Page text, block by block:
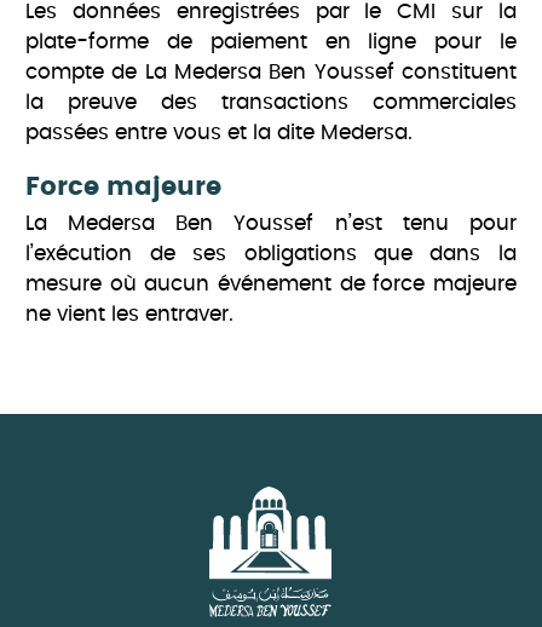
Les données enregistrées par le CMI sur la
plate-forme de paiement en ligne pour le
compte de La Medersa Ben Youssef constituent
la preuve des transactions commerciales
passées entre vous et la dite Medersa.
Force majeure
La Medersa Ben Youssef n’est tenu pour
l’exécution de ses obligations que dans la
mesure où aucun événement de force majeure
ne vient les entraver.